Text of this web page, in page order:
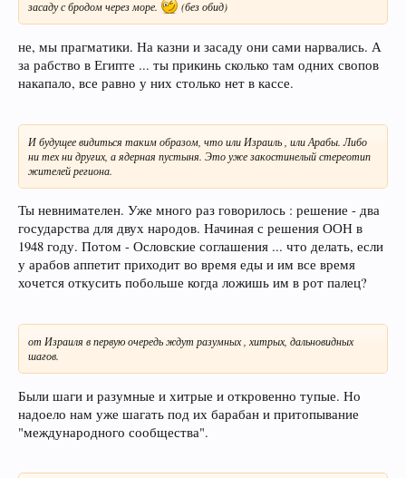
засаду с бродом через море.
(без обид)
не, мы прагматики. На казни и засаду они сами нарвались. А
за рабство в Египте ... ты прикинь сколько там одних свопов
накапало, все равно у них столько нет в кассе.
И будущее видиться таким образом, что или Израиль , или Арабы. Либо
ни тех ни других, а ядерная пустыня. Это уже закостинелый стереотип
жителей региона.
Ты невнимателен. Уже много раз говорилось : решение - два
государства для двух народов. Начиная с решения ООН в
1948 году. Потом - Ословские соглашения ... что делать, если
у арабов аппетит приходит во время еды и им все время
хочется откусить побольше когда ложишь им в рот палец?
от Израиля в первую очередь ждут разумных , хитрых, дальновидных
шагов.
Были шаги и разумные и хитрые и откровенно тупые. Но
надоело нам уже шагать под их барабан и притопывание
"международного сообщества".